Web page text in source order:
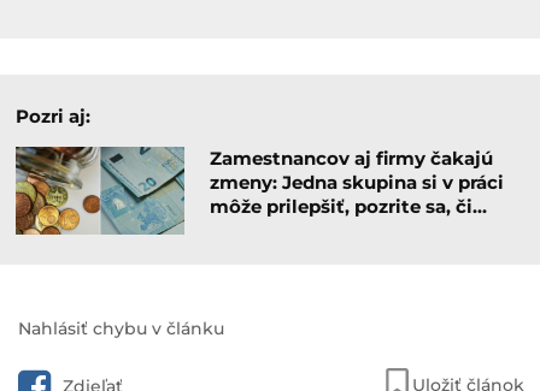
Pozri aj:
Zamestnancov aj firmy čakajú
zmeny: Jedna skupina si v práci
môže prilepšiť, pozrite sa, či…
Nahlásiť chybu v článku
Uložiť článok